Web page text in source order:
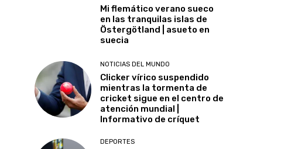
Mi flemático verano sueco
en las tranquilas islas de
Östergötland | asueto en
suecia
NOTICIAS DEL MUNDO
Clicker vírico suspendido
mientras la tormenta de
cricket sigue en el centro de
atención mundial |
Informativo de críquet
DEPORTES